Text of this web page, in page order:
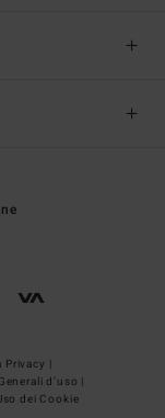
Privacy |
d’uso |
dei Cookie